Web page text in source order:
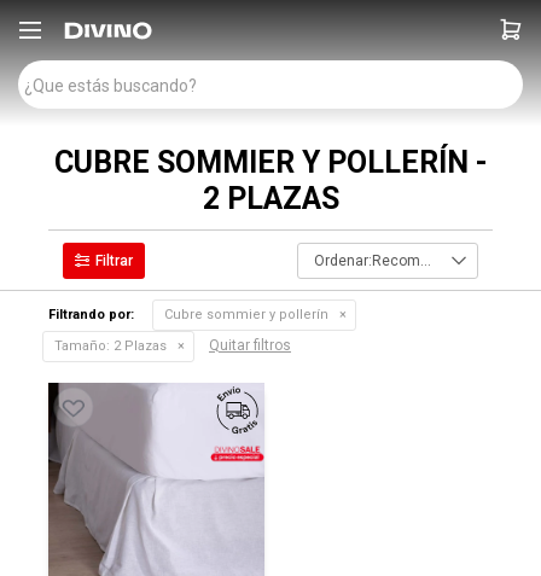

CUBRE SOMMIER Y POLLERÍN -
2 PLAZAS
Recomendados
Filtrando por:
Cubre sommier y pollerín
Tamaño: 2 Plazas Quitar filtros